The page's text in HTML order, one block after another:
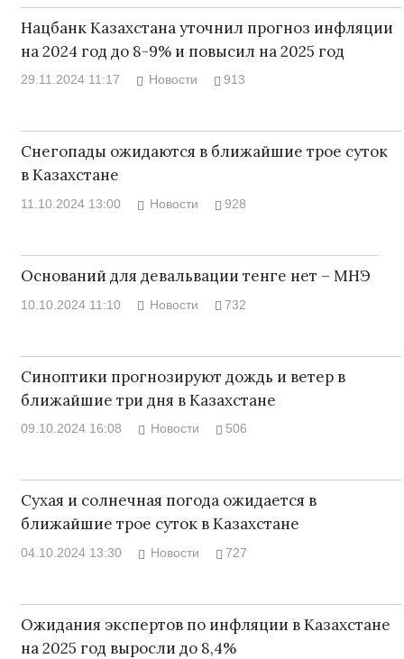
Нацбанк Казахстана уточнил прогноз инфляции
на 2024 год до 8-9% и повысил на 2025 год
29.11.2024 11:17 Новости 913
Снегопады ожидаются в ближайшие трое суток
в Казахстане
11.10.2024 13:00 Новости 928
Оснований для девальвации тенге нет – МНЭ
10.10.2024 11:10 Новости 732
Синоптики прогнозируют дождь и ветер в
ближайшие три дня в Казахстане
09.10.2024 16:08 Новости 506
Сухая и солнечная погода ожидается в
ближайшие трое суток в Казахстане
04.10.2024 13:30 Новости 727
Ожидания экспертов по инфляции в Казахстане
на 2025 год выросли до 8,4%